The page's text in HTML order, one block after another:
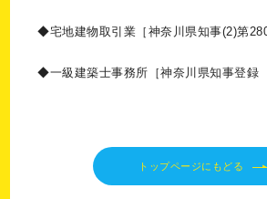
◆宅地建物取引業［神奈川県知事(2)第
◆一級建築士事務所［神奈川県知事登録
トップページにもどる